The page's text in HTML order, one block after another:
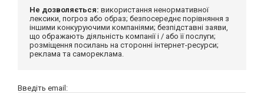
Не дозволяється: використання ненормативної
лексики, погроз або образ; безпосереднє порівняння з
іншими конкуруючими компаніями; безпідставні заяви,
що ображають діяльність компанії і / або її послуги;
розміщення посилань на сторонні інтернет-ресурси;
реклама та самореклама.
Введіть email: